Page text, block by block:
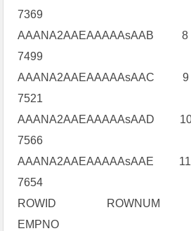
AAANA2AAEAAAAAsAAB
AAANA2AAEAAAAAsAAC
AAANA2AAEAAAAAsAAD
AAANA2AAEAAAAAsAAE
ROWID ROWNUM